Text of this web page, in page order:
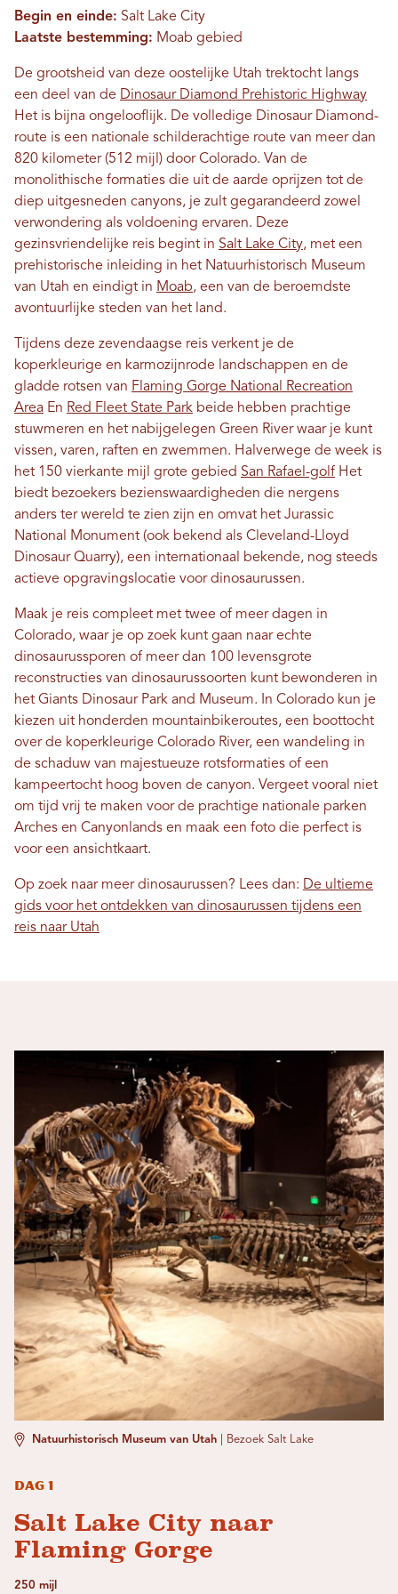
Begin en einde: Salt Lake City
Laatste bestemming: Moab gebied
De grootsheid van deze oostelijke Utah trektocht langs
een deel van de Dinosaur Diamond Prehistoric Highway
Het is bijna ongelooflijk. De volledige Dinosaur Diamond-
route is een nationale schilderachtige route van meer dan
820 kilometer (512 mijl) door Colorado. Van de
monolithische formaties die uit de aarde oprijzen tot de
diep uitgesneden canyons, je zult gegarandeerd zowel
verwondering als voldoening ervaren. Deze
gezinsvriendelijke reis begint in Salt Lake City, met een
prehistorische inleiding in het Natuurhistorisch Museum
van Utah en eindigt in Moab, een van de beroemdste
avontuurlijke steden van het land.
Tijdens deze zevendaagse reis verkent je de
koperkleurige en karmozijnrode landschappen en de
gladde rotsen van Flaming Gorge National Recreation
Area En Red Fleet State Park beide hebben prachtige
stuwmeren en het nabijgelegen Green River waar je kunt
vissen, varen, raften en zwemmen. Halverwege de week is
het 150 vierkante mijl grote gebied San Rafael-golf Het
biedt bezoekers bezienswaardigheden die nergens
anders ter wereld te zien zijn en omvat het Jurassic
National Monument (ook bekend als Cleveland-Lloyd
Dinosaur Quarry), een internationaal bekende, nog steeds
actieve opgravingslocatie voor dinosaurussen.
Maak je reis compleet met twee of meer dagen in
Colorado, waar je op zoek kunt gaan naar echte
dinosaurussporen of meer dan 100 levensgrote
reconstructies van dinosaurussoorten kunt bewonderen in
het Giants Dinosaur Park and Museum. In Colorado kun je
kiezen uit honderden mountainbikeroutes, een boottocht
over de koperkleurige Colorado River, een wandeling in
de schaduw van majestueuze rotsformaties of een
kampeertocht hoog boven de canyon. Vergeet vooral niet
om tijd vrij te maken voor de prachtige nationale parken
Arches en Canyonlands en maak een foto die perfect is
voor een ansichtkaart.
Op zoek naar meer dinosaurussen? Lees dan: De ultieme
gids voor het ontdekken van dinosaurussen tijdens een
reis naar Utah
Natuurhistorisch Museum van Utah Bezoek Salt Lake
Dag 1
Salt Lake City naar
Flaming Gorge
250 mijl